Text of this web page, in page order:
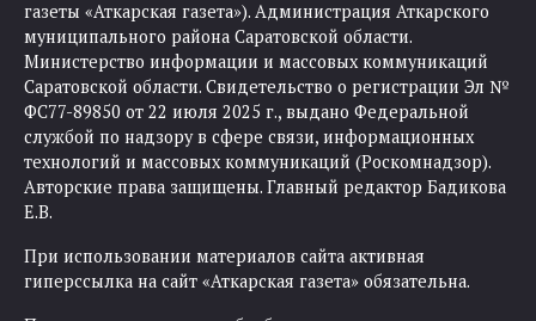
газеты «Аткарская газета»). Администрация Аткарского
муниципального района Саратовской области.
Министерство информации и массовых коммуникаций
Саратовской области. Свидетельство о регистрации Эл №
ФС77-89850 от 22 июля 2025 г., выдано Федеральной
службой по надзору в сфере связи, информационных
технологий и массовых коммуникаций (Роскомнадзор).
Авторские права защищены. Главный редактор Бадикова
Е.В.
При использовании материалов сайта активная
гиперссылка на сайт «Аткарская газета» обязательна.